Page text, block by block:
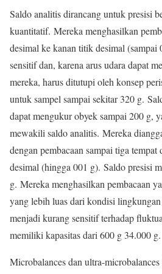
Saldo analitis dirancang untuk presisi
kuantitatif. Mereka menghasilkan
desimal ke kanan titik desimal (sampai
sensitif dan, karena arus udara dapat
mereka, harus ditutupi oleh konsep
untuk sampel sampai sekitar 320 g.
dapat mengukur obyek sampai 200 g,
mewakili saldo analitis. Mereka
dengan pembacaan sampai tiga
desimal (hingga 001 g). Saldo presisi
g. Mereka menghasilkan pembacaan
yang lebih luas dari kondisi
menjadi kurang sensitif terhadap
memiliki kapasitas dari 600 g 34.000 g.
Microbalances dan ultra-